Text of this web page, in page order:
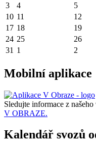
3 4 5
10 11 12
17 18 19
24 25 26
31 1 2
Mobilní aplikace
Sledujte informace z
V OBRAZE.
Kalendář svozů